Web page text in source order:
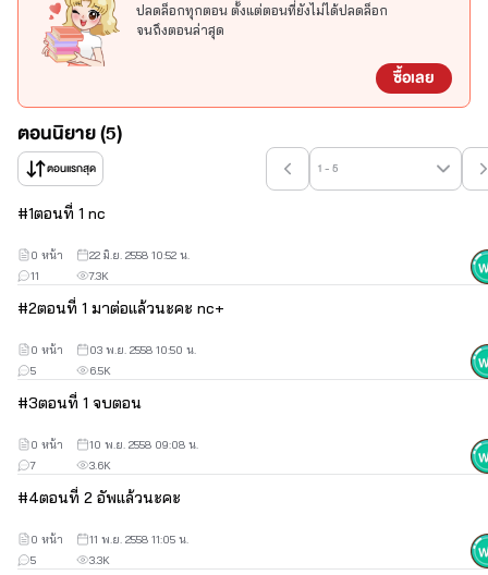
เพื่อนสาวของพราวฟ้า อายุ 27 เพราะเที่ยวผับแค่คืนเดียว ถึงกับได้สามี
ดูเหมือนจะรวยเสียด้วย แล้วแบบนี้เธอจะปล่อยให้หลุดมือไปได้อย่างไร
“ไม่ค่ะ ฟ้าจะเป็นนางบำเรอของคุณ”
พูดจบมือหนาก็กระชากชุดของหญิงสาวออกอย่างรุนแรงจนขาด
หวิ่นกลายเป็นเศษผ้า ผิวขาวๆ เป็นรอยแดงแต่ชายหนุ่มหาได้สนใจ
เอื้อมมือไปปลดตะขอชุดชั้นในออกแล้วเหวี่ยงไปให้พ้นจากร่างบาง
ชิมยอดปทุมถันสีหวาน ใบหน้าคมมีไรหนวดก้มลงไปอ้าปากงับดูด
กลืนอย่างกระหาย รสชาติหวานหอมจนนิคาซิโอ้ไม่อยากจะละออก
ตวัดลิ้นหยอกล้อให้ปลายถันแข็งชันก่อนที่ฟันคมจะงับกัดแรงๆ
หากว่านิยายผ่านอาจจะอัพได้ไม่จบนะคะ
สะดวกนะคะฝากติดตามผลงานด้วยนะคะ
ปลดล็อกทุกตอน ตั้งแต่ตอนที่ยังไม่ได้ปลดล็อก
จนถึงตอนล่าสุด
ซื้อเลย
ตอนนิยาย (5)
ตอนแรกสุด 1 - 5
#1ตอนที่ 1 nc
7.3K
11
0 หน้า 22 มิ.ย. 2558 10:52 น.
#2ตอนที่ 1 มาต่อแล้วนะคะ nc+
6.5K
5
0 หน้า 03 พ.ย. 2558 10:50 น.
#3ตอนที่ 1 จบตอน
3.6K
7
0 หน้า 10 พ.ย. 2558 09:08 น.
#4ตอนที่ 2 อัพแล้วนะคะ
3.3K
5
0 หน้า 11 พ.ย. 2558 11:05 น.